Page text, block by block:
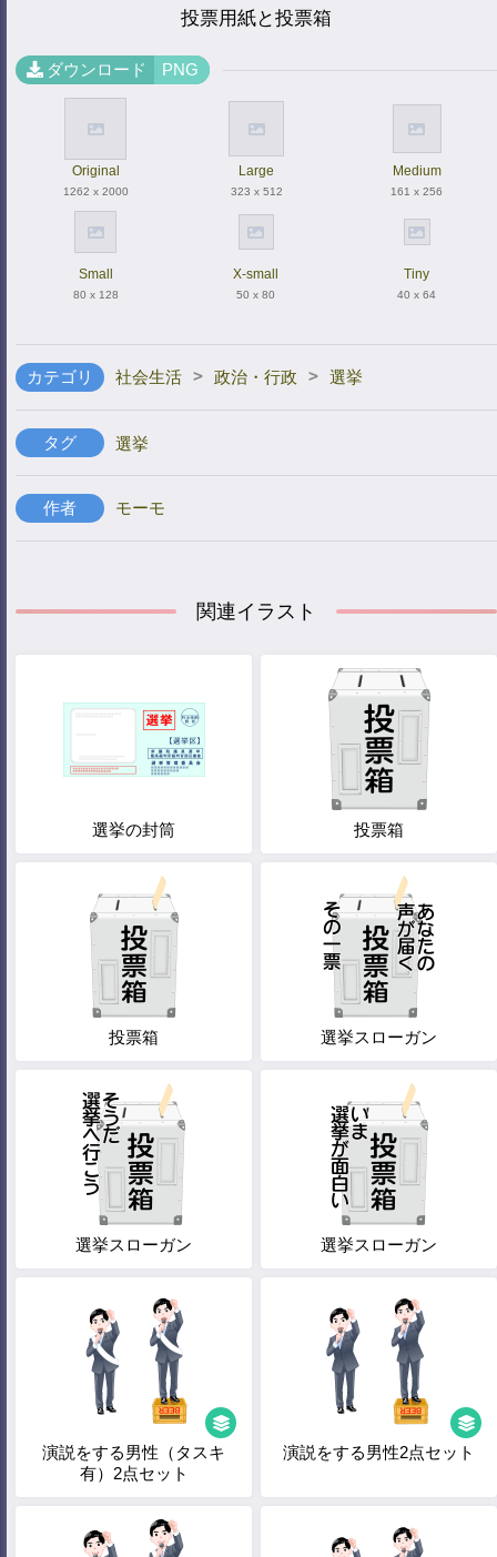
投票用紙と投票箱
ダウンロード PNG
Original
1262 x 2000
Large
323 x 512
Medium
161 x 256
Small
80 x 128
X-small
50 x 80
Tiny
40 x 64
カテゴリ 社会生活 > 政治・行政 > 選挙
タグ 選挙
作者 モーモ
関連イラスト
選挙の封筒 投票箱
投票箱 選挙スローガン
選挙スローガン 選挙スローガン
演説をする男性（タスキ
有）2点セット
演説をする男性2点セット